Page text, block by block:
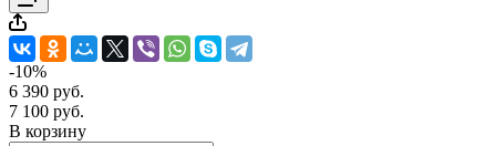
-10%
6 390 руб.
7 100 руб.
В корзину